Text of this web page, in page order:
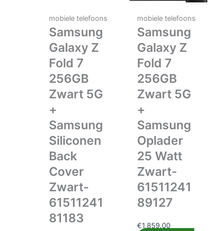
mobiele telefoons
Samsung
Galaxy Z
Fold 7
256GB
Zwart 5G
+
Samsung
Siliconen
Back
Cover
Zwart-
61511241
81183
mobiele telefoons
Samsung
Galaxy Z
Fold 7
256GB
Zwart 5G
+
Samsung
Oplader
25 Watt
Zwart-
61511241
89127
€1,859.00